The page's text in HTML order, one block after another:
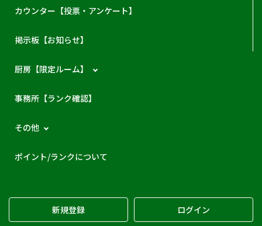
カウンター【投票・アンケート】
掲示板【お知らせ】
厨房【限定ルーム】
事務所【ランク確認】
その他
ポイント/ランクについて
新規登録 ログイン